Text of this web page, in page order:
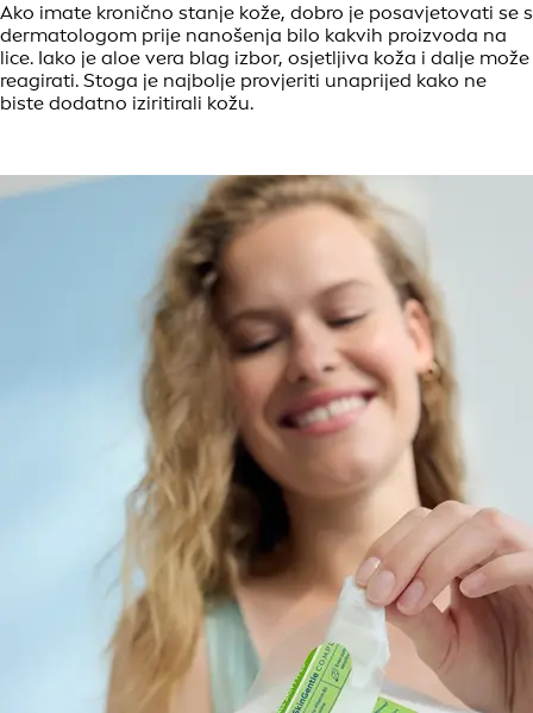
Ako imate kronično stanje kože, dobro je posavjetovati se s
dermatologom prije nanošenja bilo kakvih proizvoda na
lice. Iako je aloe vera blag izbor, osjetljiva koža i dalje može
reagirati. Stoga je najbolje provjeriti unaprijed kako ne
biste dodatno iziritirali kožu.